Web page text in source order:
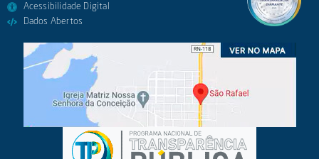
Acessibilidade Digital
Dados Abertos